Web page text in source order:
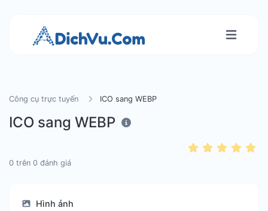
Công cụ trực tuyến ICO sang WEBP
ICO sang WEBP
0 trên 0 đánh giá
Hình ảnh